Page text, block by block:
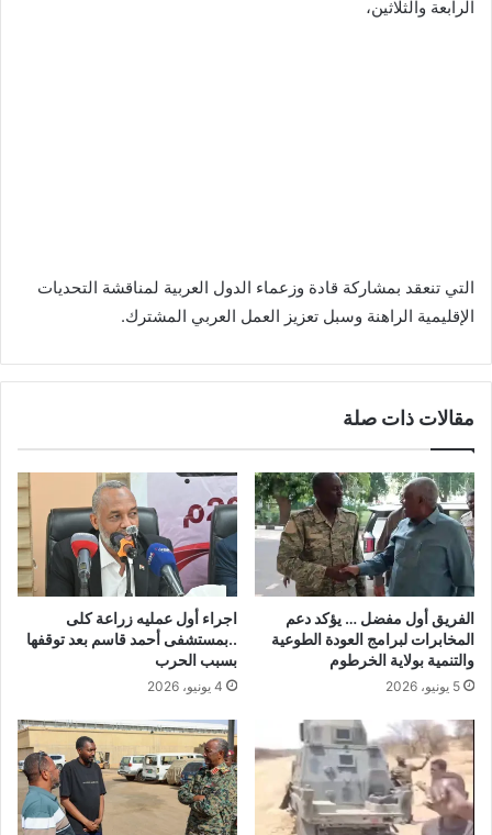
الرابعة والثلاثين،
التي تنعقد بمشاركة قادة وزعماء الدول العربية لمناقشة التحديات
الإقليمية الراهنة وسبل تعزيز العمل العربي المشترك.
مقالات ذات صلة
الفريق أول مفضل … يؤكد دعم
المخابرات لبرامج العودة الطوعية
والتنمية بولاية الخرطوم
5 يونيو، 2026
اجراء أول عمليه زراعة كلى
..بمستشفى أحمد قاسم بعد توقفها
بسبب الحرب
4 يونيو، 2026